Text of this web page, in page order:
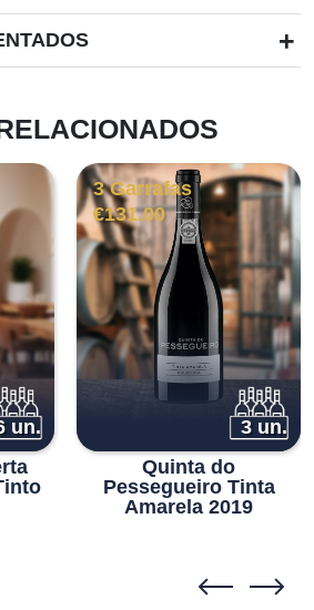
+
un.
3 Garrafas
€131.00
3 un.
Quinta do
Pessegueiro Tinta
Amarela 2019